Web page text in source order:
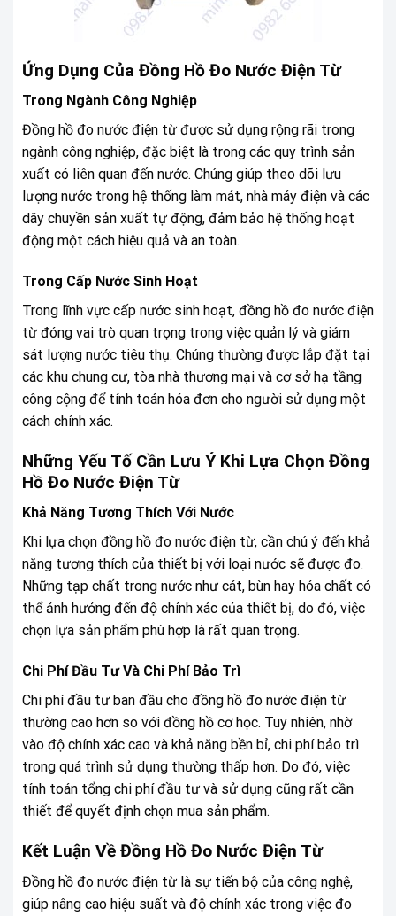
Ứng Dụng Của Đồng Hồ Đo Nước Điện Từ
Trong Ngành Công Nghiệp
Đồng hồ đo nước điện từ được sử dụng rộng rãi trong
ngành công nghiệp, đặc biệt là trong các quy trình sản
xuất có liên quan đến nước. Chúng giúp theo dõi lưu
lượng nước trong hệ thống làm mát, nhà máy điện và các
dây chuyền sản xuất tự động, đảm bảo hệ thống hoạt
động một cách hiệu quả và an toàn.
Trong Cấp Nước Sinh Hoạt
Trong lĩnh vực cấp nước sinh hoạt, đồng hồ đo nước điện
từ đóng vai trò quan trọng trong việc quản lý và giám
sát lượng nước tiêu thụ. Chúng thường được lắp đặt tại
các khu chung cư, tòa nhà thương mại và cơ sở hạ tầng
công cộng để tính toán hóa đơn cho người sử dụng một
cách chính xác.
Những Yếu Tố Cần Lưu Ý Khi Lựa Chọn Đồng
Hồ Đo Nước Điện Từ
Khả Năng Tương Thích Với Nước
Khi lựa chọn đồng hồ đo nước điện từ, cần chú ý đến khả
năng tương thích của thiết bị với loại nước sẽ được đo.
Những tạp chất trong nước như cát, bùn hay hóa chất có
thể ảnh hưởng đến độ chính xác của thiết bị, do đó, việc
chọn lựa sản phẩm phù hợp là rất quan trọng.
Chi Phí Đầu Tư Và Chi Phí Bảo Trì
Chi phí đầu tư ban đầu cho đồng hồ đo nước điện từ
thường cao hơn so với đồng hồ cơ học. Tuy nhiên, nhờ
vào độ chính xác cao và khả năng bền bỉ, chi phí bảo trì
trong quá trình sử dụng thường thấp hơn. Do đó, việc
tính toán tổng chi phí đầu tư và sử dụng cũng rất cần
thiết để quyết định chọn mua sản phẩm.
Kết Luận Về Đồng Hồ Đo Nước Điện Từ
Đồng hồ đo nước điện từ là sự tiến bộ của công nghệ,
giúp nâng cao hiệu suất và độ chính xác trong việc đo